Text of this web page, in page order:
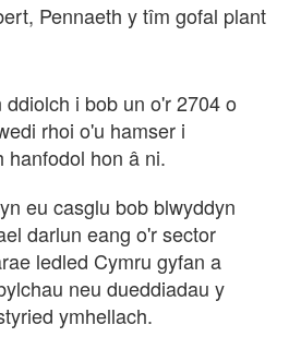
Pennaeth y tîm gofal plant
ddiolch i bob un o'r 2704 o
rhoi o'u hamser i
hanfodol hon â ni.
eu casglu bob blwyddyn
darlun eang o'r sector
ledled Cymru gyfan a
neu dueddiadau y
ymhellach.